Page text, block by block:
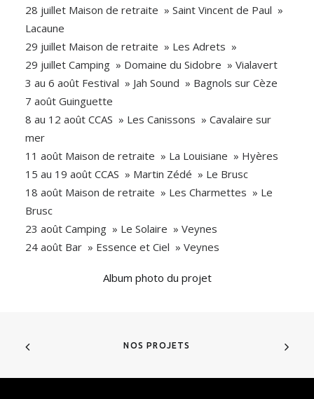
28 juillet Maison de retraite » Saint Vincent de Paul »
Lacaune
29 juillet Maison de retraite » Les Adrets »
29 juillet Camping » Domaine du Sidobre » Vialavert
3 au 6 août Festival » Jah Sound » Bagnols sur Cèze
7 août Guinguette
8 au 12 août CCAS » Les Canissons » Cavalaire sur
mer
11 août Maison de retraite » La Louisiane » Hyères
15 au 19 août CCAS » Martin Zédé » Le Brusc
18 août Maison de retraite » Les Charmettes » Le
Brusc
23 août Camping » Le Solaire » Veynes
24 août Bar » Essence et Ciel » Veynes
Album photo du projet
NOS PROJETS